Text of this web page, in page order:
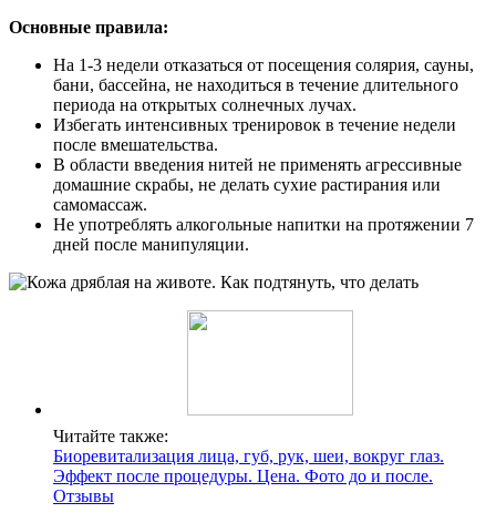
Основные правила:
На 1-3 недели отказаться от посещения солярия, сауны,
бани, бассейна, не находиться в течение длительного
периода на открытых солнечных лучах.
Избегать интенсивных тренировок в течение недели
после вмешательства.
В области введения нитей не применять агрессивные
домашние скрабы, не делать сухие растирания или
самомассаж.
Не употреблять алкогольные напитки на протяжении 7
дней после манипуляции.
Читайте также:
Биоревитализация лица, губ, рук, шеи, вокруг глаз.
Эффект после процедуры. Цена. Фото до и после.
Отзывы